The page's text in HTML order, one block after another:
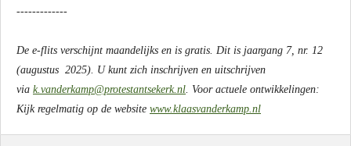
-------------
De e-flits verschijnt maandelijks en is gratis. Dit is jaargang 7, nr. 12
(augustus 2025). U kunt zich inschrijven en uitschrijven
via k.vanderkamp@protestantsekerk.nl. Voor actuele ontwikkelingen:
Kijk regelmatig op de website www.klaasvanderkamp.nl